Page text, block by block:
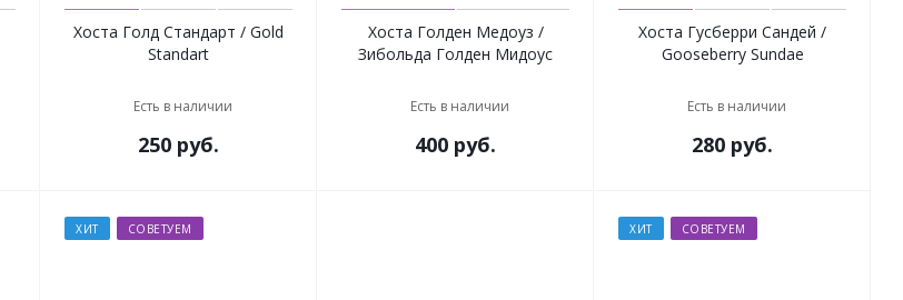
Хоста Голд Стандарт / Gold
Standart
Есть в наличии
250 руб.
Хоста Голден Медоуз /
Зибольда Голден Мидоус
Есть в наличии
400 руб.
Хоста Гусберри Сандей /
Gooseberry Sundae
Есть в наличии
280 руб.
ХИТ СОВЕТУЕМ ХИТ СОВЕТУЕМ